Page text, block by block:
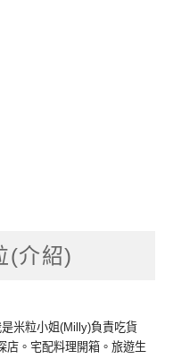
(介紹)
米粒小姐(Milly)負責吃貨
店。宅配料理開箱。旅遊生